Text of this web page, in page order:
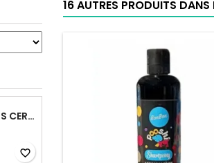
BRIT CARE SANS CEREALES STERILIZED URINARY HEALTH - CHAT
favorite_border
16 AUTRES PRODUITS